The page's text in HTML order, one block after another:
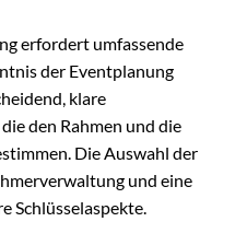
erfordert umfassende
der Eventplanung
klare
den Rahmen und die
Die Auswahl der
und eine
Schlüsselaspekte.